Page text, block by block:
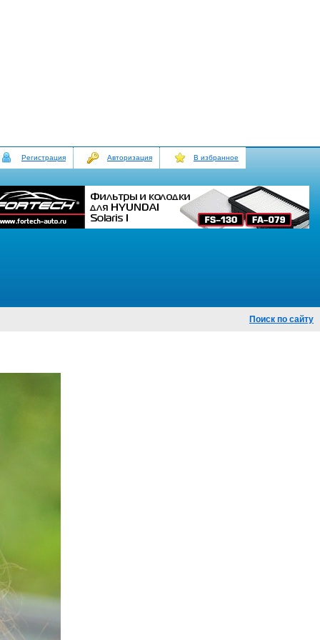
Регистрация Авторизация В избранное
Поиск по сайту